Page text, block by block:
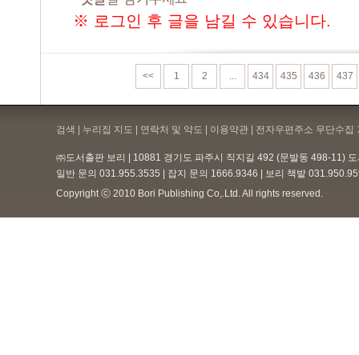
※ 로그인 후 글을 남길 수 있습니다.
<< 1 2 ... 434 435 436 437
검색 | 누리집 지도 | 연락처 및 약도 | 이용약관 | 전자우편주소 무단수집
㈜도서출판 보리 | 10881 경기도 파주시 직지길 492 (문발동 498-11)
일반 문의 031.955.3535 | 잡지 문의 1666.9346 | 보리 책밭
Copyright ⓒ 2010 Bori Publishing Co,.Ltd. All rights reserved.